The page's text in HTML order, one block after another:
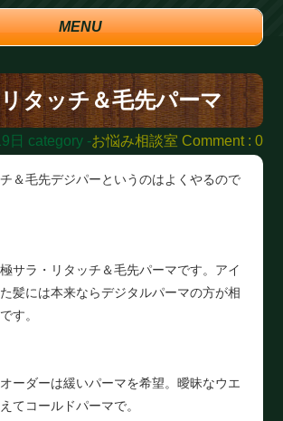
MENU
タッチ＆毛先パーマ
日 category -お悩み相談室 Comment : 0
＆毛先デジパーというのはよくやるので
サラ・リタッチ＆毛先パーマです。アイ
髪には本来ならデジタルパーマの方が相
す。
ーダーは緩いパーマを希望。曖昧なウエ
てコールドパーマで。